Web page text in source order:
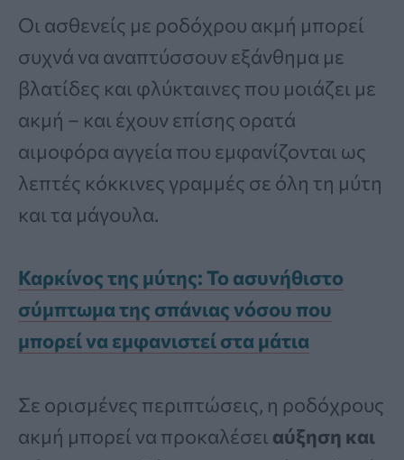
Οι ασθενείς με ροδόχρου ακμή μπορεί
συχνά να αναπτύσσουν εξάνθημα με
βλατίδες και φλύκταινες που μοιάζει με
ακμή – και έχουν επίσης ορατά
αιμοφόρα αγγεία που εμφανίζονται ως
λεπτές κόκκινες γραμμές σε όλη τη μύτη
και τα μάγουλα.
Καρκίνος της μύτης: Το ασυνήθιστο
σύμπτωμα της σπάνιας νόσου που
μπορεί να εμφανιστεί στα μάτια
Σε ορισμένες περιπτώσεις, η ροδόχρους
ακμή μπορεί να προκαλέσει αύξηση και